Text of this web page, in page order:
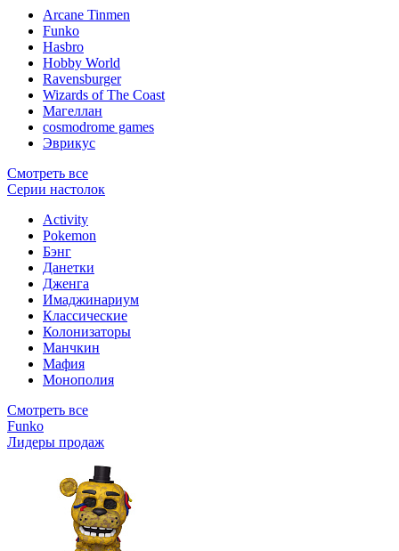
Arcane Tinmen
Funko
Hasbro
Hobby World
Ravensburger
Wizards of The Coast
Магеллан
сosmodrome games
Эврикус
Смотреть все
Серии настолок
Activity
Pokemon
Бэнг
Данетки
Дженга
Имаджинариум
Классические
Колонизаторы
Манчкин
Мафия
Монополия
Смотреть все
Funko
Лидеры продаж